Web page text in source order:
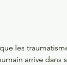
les
arrive dans